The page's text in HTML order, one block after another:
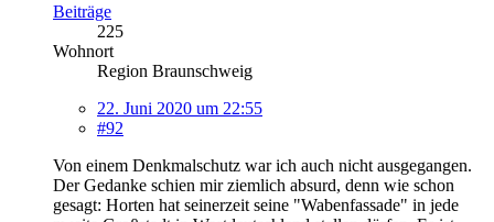
Beiträge
225
Wohnort
Region Braunschweig
22. Juni 2020 um 22:55
#92
Von einem Denkmalschutz war ich auch nicht ausgegangen.
Der Gedanke schien mir ziemlich absurd, denn wie schon
gesagt: Horten hat seinerzeit seine "Wabenfassade" in jede